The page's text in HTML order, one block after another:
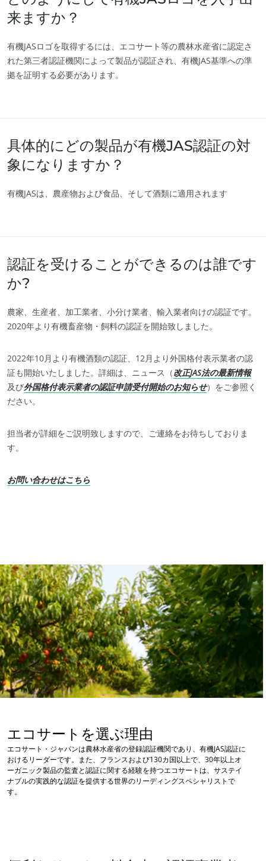
ニュース
当社のCSRへの取り組み
当社のサービスを通じて行動する
チームとともに前進する
環境のために尽力する
当社のエコシステムによる革新
来ますか？
有機JASロゴを取得するには、エコサート等の農林水産省に認定さ
れた第三者認証機関によって製品が認証され、有機JAS基準への準
拠を証明する必要があります。
具体的にどの製品が有機JAS認証の対
象になりますか？
有機JASは、農産物および食品、そして酒類に適用されます
認証を受けることができるのは誰です
か?
農家、生産者、加工業者、小分け業者、輸入業者向けの認証です。
2020年より有機畜産物・飼料の認証を開始致しました。
2022年10月より有機酒類の認証、12月より外国格付表示業者の認
証も開始いたしました。詳細は、ニュース（改正JAS法の最新情報
及び外国格付表示業者の認証申請受付開始のお知らせ）をご参照く
ださい。
担当者が詳細をご説明致しますので、ご連絡をお待ちしておりま
す。
お問い合わせはこちら
エコサートを選ぶ理由
エコサート・ジャパンは農林水産省の登録認証機関であり、有機JAS認証に
おけるリーダーです。また、フランスおよび130カ国以上で、30年以上オ
ーガニック製品の監査と認証に関する経験を持つエコサートは、サステイ
ナブルの実践的な認証を提供する世界のリーディングスペシャリストで
す。